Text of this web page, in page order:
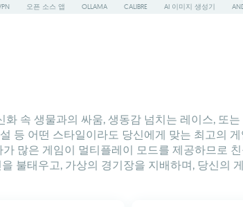
오픈 소스 앱 OLLAMA CALIBRE AI 이미지 생성기
속 생물과의 싸움, 생동감 넘치는 레이스, 또
등 어떤 스타일이라도 당신에게 맞는 최고의
많은 게임이 멀티플레이 모드를 제공하므로
불태우고, 가상의 경기장을 지배하며, 당신의